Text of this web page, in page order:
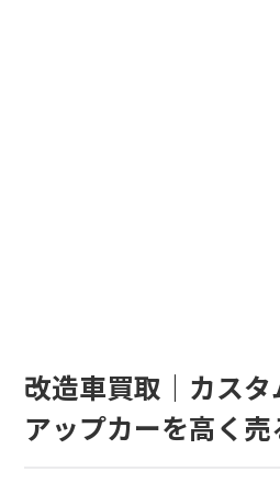
改造車買取｜カス
アップカーを高く売